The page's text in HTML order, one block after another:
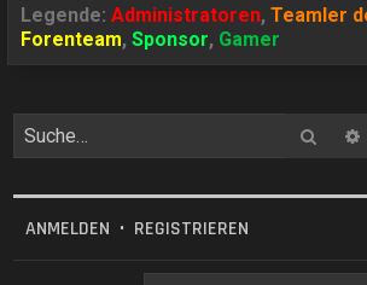
Legende:Administratoren,Teamler
Forenteam,Sponsor, Gamer
Suche
ANMELDEN • REGISTRIEREN